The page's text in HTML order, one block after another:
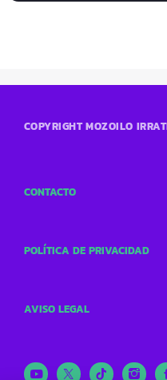
COPYRIGHT MOZOILO
CONTACTO
POLÍTICA DE PRIVACIDAD
AVISO LEGAL